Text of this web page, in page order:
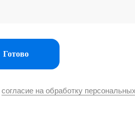
Готово
согласие на обработку